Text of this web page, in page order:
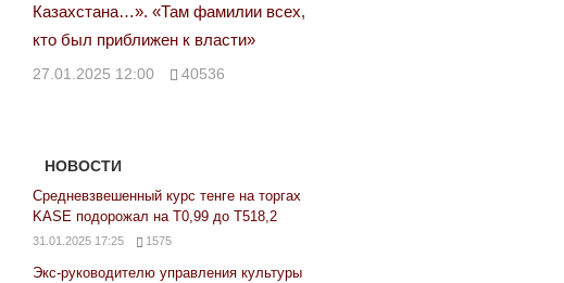
Казахстана…». «Там фамилии всех,
кто был приближен к власти»
27.01.2025 12:00 40536
НОВОСТИ
Средневзвешенный курс тенге на торгах
KASE подорожал на Т0,99 до Т518,2
31.01.2025 17:25 1575
Экс-руководителю управления культуры